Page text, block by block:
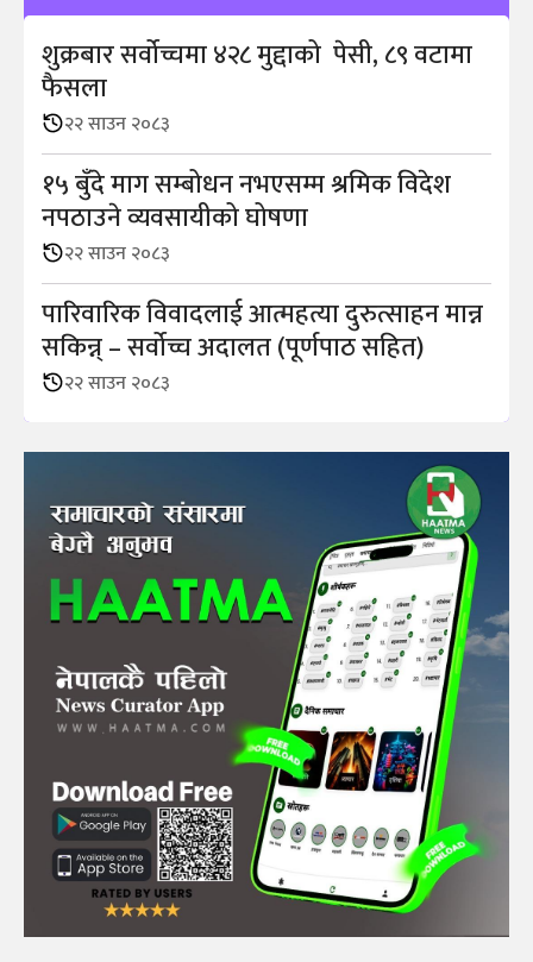
शुक्रबार सर्वोच्चमा ४२८ मुद्दाको पेसी, ८९ वटामा
फैसला
२२ साउन २०८३
१५ बुँदे माग सम्बोधन नभएसम्म श्रमिक विदेश
नपठाउने व्यवसायीको घोषणा
२२ साउन २०८३
पारिवारिक विवादलाई आत्महत्या दुरुत्साहन मान्न
सकिन्न् – सर्वोच्च अदालत (पूर्णपाठ सहित)
२२ साउन २०८३